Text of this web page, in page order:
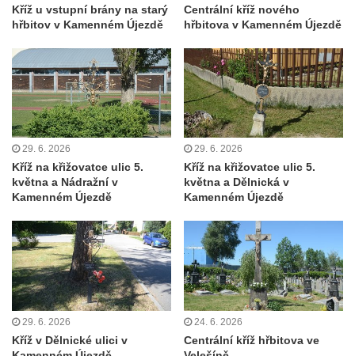
Kříž poblíž Ovčího mostu u Tisové
Kunraticích u Šluknova
Kříž na zahradě u domu ev. č. 11 v
Kunraticích u Šluknova
Kříž naproti domu čp. 34 v Kunraticích u
Šluknova
Kříž u polní cesty mezi Šluknovem a
Knížecím
Školní kříž u polní cesty nad Lipovou ulicí v
Rychnově u Jablonce nad Nisou
Boží muka Anděl strážce v Kostelní ulici v
Rychnově u Jablonce nad Nisou
Centrální kříž bývalého hřbitova u kostela
nad Nisou
Kříž u vstupní brány na starý
hřbitov v Kamenném Újezdě
Centrální kříž nového
hřbitova v Kamenném Újezdě
29. 6. 2026
Kříž na křižovatce ulic 5.
května a Nádražní v
Kamenném Újezdě
29. 6. 2026
Kříž na křižovatce ulic 5.
května a Dělnická v
Kamenném Újezdě
29. 6. 2026
Kříž v Dělnické ulici v
24. 6. 2026
Centrální kříž hřbitova ve